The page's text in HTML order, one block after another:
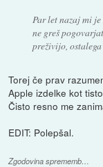
Par let nazaj mi
ne greš
preživijo,
Torej če prav
Apple izdelke kot
Čisto resno me
EDIT: Polepšal.
Zgodovina sprememb…